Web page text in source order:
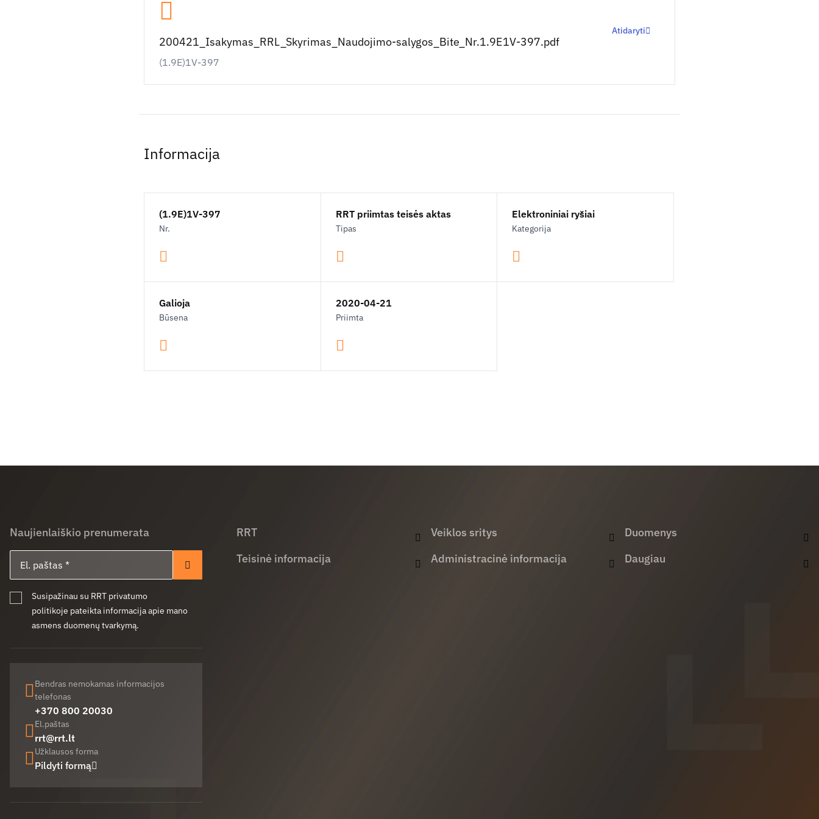
200421_Isakymas_RRL_Skyrimas_Naudojimo-salygos_Bite_Nr.1.9E1V-397.pdf
(1.9E)1V-397
Atidaryti
Informacija
(1.9E)1V-397
Nr.
RRT priimtas teisės aktas
Tipas
Elektroniniai ryšiai
Kategorija
Galioja
Būsena
2020-04-21
Priimta
Naujienlaiškio prenumerata
Prenumeruoti
Susipažinau su RRT privatumo
politikoje pateikta informacija apie mano
asmens duomenų tvarkymą.
Bendras nemokamas informacijos
telefonas
+370 800 20030
El.paštas
rrt@rrt.lt
Užklausos forma
Pildyti formą
RRT
Teisinė informacija
Veiklos sritys
Administracinė informacija
Duomenys
Daugiau